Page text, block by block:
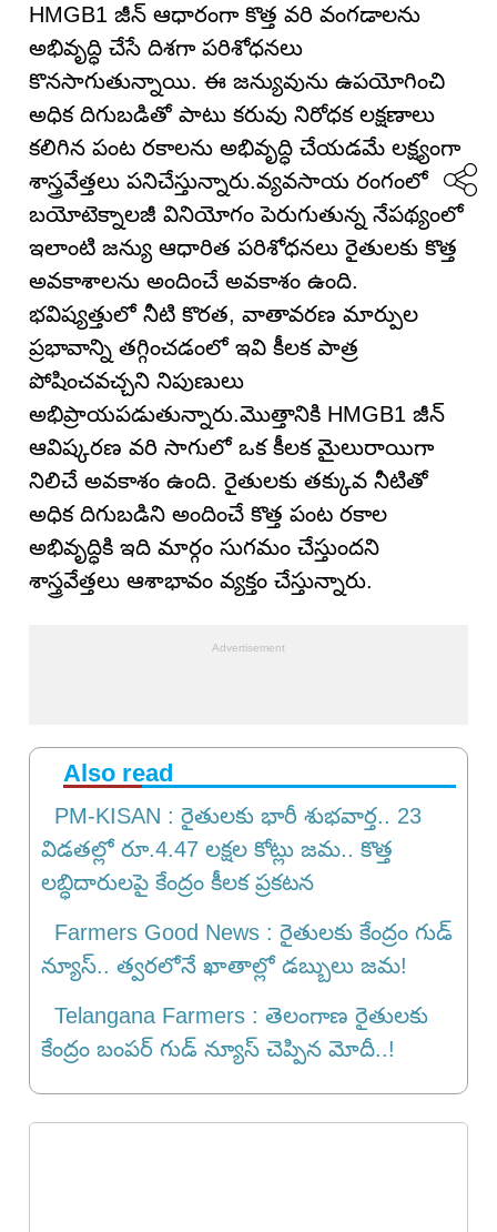
HMGB1 జీన్ ఆధారంగా కొత్త వరి వంగడాలను
అభివృద్ధి చేసే దిశగా పరిశోధనలు
కొనసాగుతున్నాయి. ఈ జన్యువును ఉపయోగించి
అధిక దిగుబడితో పాటు కరువు నిరోధక లక్షణాలు
కలిగిన పంట రకాలను అభివృద్ధి చేయడమే లక్ష్యంగా
శాస్త్రవేత్తలు పనిచేస్తున్నారు.వ్యవసాయ రంగంలో
బయోటెక్నాలజీ వినియోగం పెరుగుతున్న నేపథ్యంలో
ఇలాంటి జన్యు ఆధారిత పరిశోధనలు రైతులకు కొత్త
అవకాశాలను అందించే అవకాశం ఉంది.
భవిష్యత్తులో నీటి కొరత, వాతావరణ మార్పుల
ప్రభావాన్ని తగ్గించడంలో ఇవి కీలక పాత్ర
పోషించవచ్చని నిపుణులు
అభిప్రాయపడుతున్నారు.మొత్తానికి HMGB1 జీన్
ఆవిష్కరణ వరి సాగులో ఒక కీలక మైలురాయిగా
నిలిచే అవకాశం ఉంది. రైతులకు తక్కువ నీటితో
అధిక దిగుబడిని అందించే కొత్త పంట రకాల
అభివృద్ధికి ఇది మార్గం సుగమం చేస్తుందని
శాస్త్రవేత్తలు ఆశాభావం వ్యక్తం చేస్తున్నారు.
Also read
PM-KISAN : రైతులకు భారీ శుభవార్త.. 23
విడతల్లో రూ.4.47 లక్షల కోట్లు జమ.. కొత్త
లబ్ధిదారులపై కేంద్రం కీలక ప్రకటన
Farmers Good News : రైతులకు కేంద్రం గుడ్
న్యూస్.. త్వరలోనే ఖాతాల్లో డబ్బులు జ‌మ‌!
Telangana Farmers : తెలంగాణ రైతులకు
కేంద్రం బంపర్ గుడ్ న్యూస్ చెప్పిన మోదీ..!